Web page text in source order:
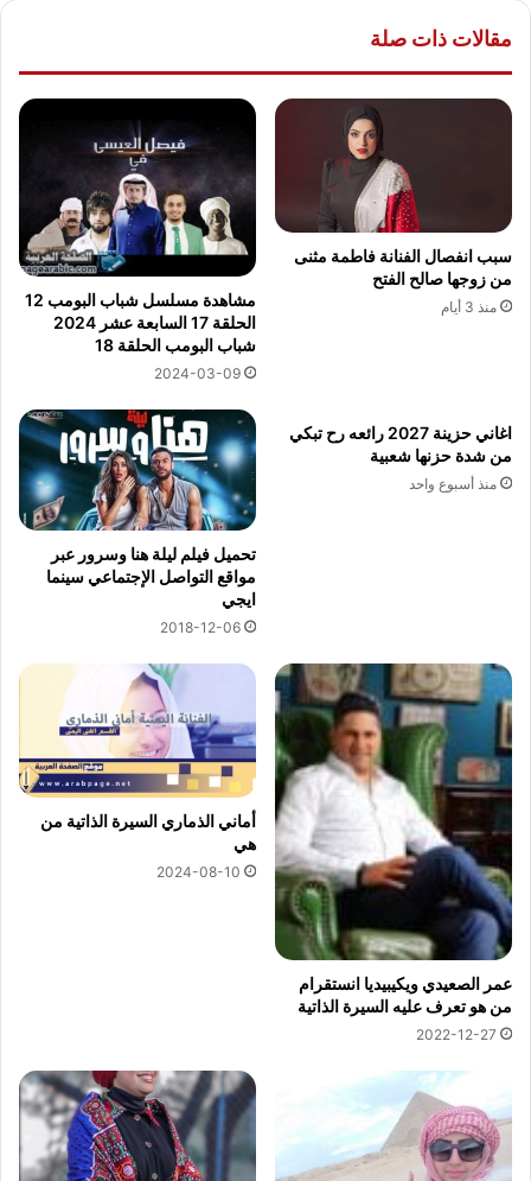
مقالات ذات صلة
سبب انفصال الفنانة فاطمة مثنى
من زوجها صالح الفتح
منذ 3 أيام
مشاهدة مسلسل شباب البومب 12
الحلقة 17 السابعة عشر 2024
شباب البومب الحلقة 18
2024-03-09
اغاني حزينة 2027 رائعه رح تبكي
من شدة حزنها شعبية
منذ أسبوع واحد
تحميل فيلم ليلة هنا وسرور عبر
مواقع التواصل الإجتماعي سينما
ايجي
2018-12-06
عمر الصعيدي ويكيبيديا انستقرام
من هو تعرف عليه السيرة الذاتية
2022-12-27
أماني الذماري السيرة الذاتية من
هي
2024-08-10